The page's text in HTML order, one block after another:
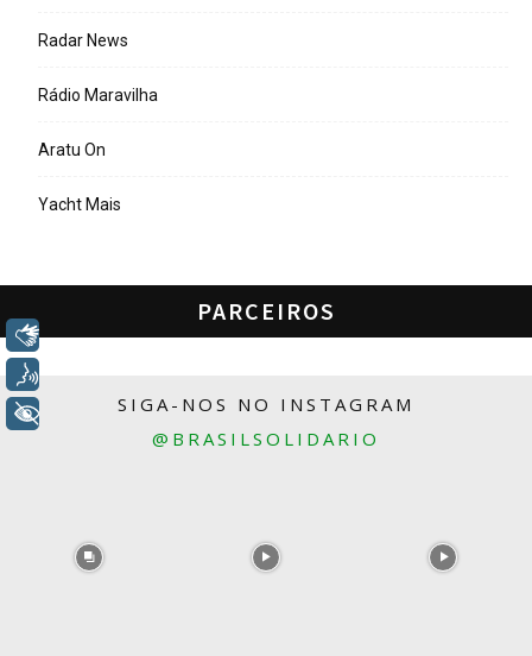
Radar News
Rádio Maravilha
Aratu On
Yacht Mais
PARCEIROS
SIGA-NOS NO INSTAGRAM
@BRASILSOLIDARIO
Libras
+ Acessibilidade